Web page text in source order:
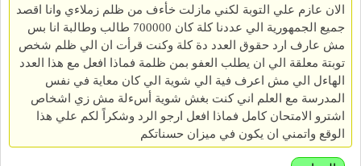
الان عازم علي التوبة لكني مازلت خأءف من ظلم زملاءي وانا اقصد
جميع الجمهورية الي عددنا كلة كان 700000 طالب وطالبة انا بس
مش عارف ارد حقوق العدد دة كلة وكنت قرأت ان الي ظلم شخص
توبتة معلقة الي ان يطلب العفو بمن ظلمة فماذا افعل مع هذا العدد
الهاءل الي مش اعرف فية الي شوية الي كان معاية في نفس
المدرسة مع العلم اني كنت بغش شوية أسءلة مش زي اشخاص
اشترو الامتحان كامل فماذا افعل ارجو الرد وشكراً لكم علي هذا
الوقع واتمني ان يكون في ميزان حسناتكم